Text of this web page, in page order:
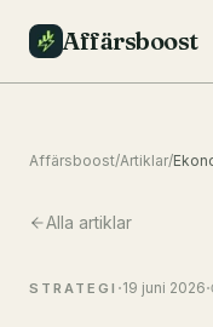
Affärsboost
Affärsboost/Artiklar/
Alla artiklar
STRATEGI ·19 juni 2026·